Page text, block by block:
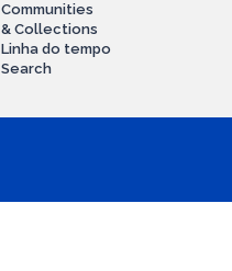
Communities
& Collections
Linha do tempo
Search